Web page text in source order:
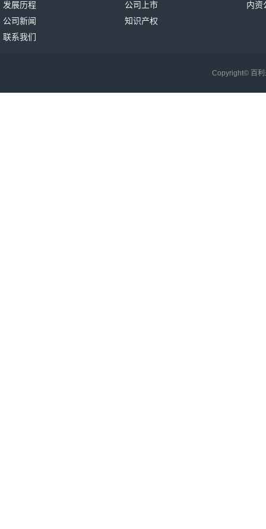
发展历程
公司新闻
联系我们
公司上市
知识产权
内资
Copyright© 百